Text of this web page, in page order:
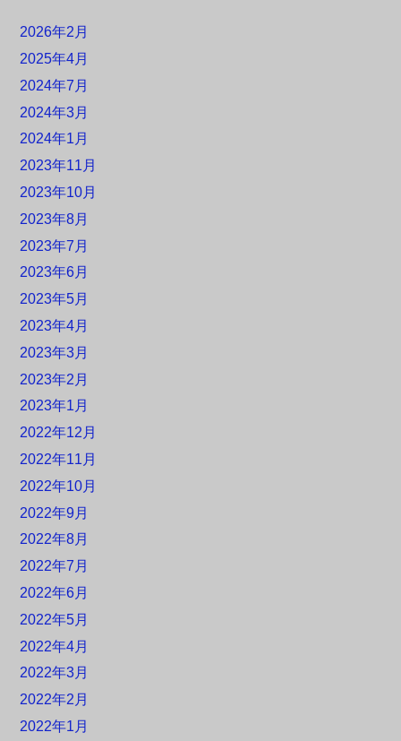
2026年2月
2025年4月
2024年7月
2024年3月
2024年1月
2023年11月
2023年10月
2023年8月
2023年7月
2023年6月
2023年5月
2023年4月
2023年3月
2023年2月
2023年1月
2022年12月
2022年11月
2022年10月
2022年9月
2022年8月
2022年7月
2022年6月
2022年5月
2022年4月
2022年3月
2022年2月
2022年1月